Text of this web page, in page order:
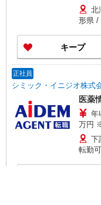
※前
定 プロジェクト担当として赴任地への転居を伴う
場合
省旅
北
形県 /
県 /
知県 /
奈良
岡県 /
鹿児島県 / 沖縄
す ※
決定
ない
い。 ■受動喫煙対策：全面禁煙 【変更の範囲：会
社の
キープ
正社員
シミック・イニジオ株式
医薬
年収
万円
無に
※経験
ます
る。
当（
あり
下
転勤
あり
府県